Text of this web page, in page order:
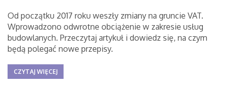
Od początku 2017 roku weszły zmiany na gruncie VAT.
Wprowadzono odwrotne obciążenie w zakresie usług
budowlanych. Przeczytaj artykuł i dowiedz się, na czym
będą polegać nowe przepisy.
CZYTAJ WIĘCEJ